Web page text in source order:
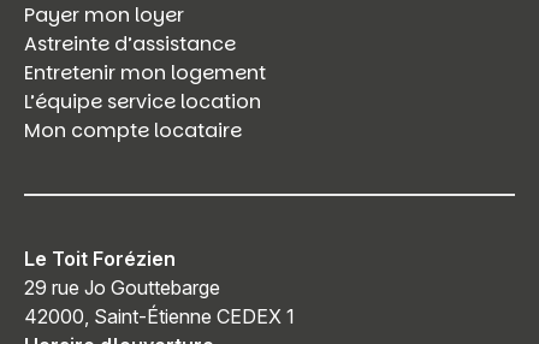
Payer mon loyer
Astreinte d’assistance
Entretenir mon logement
L’équipe service location
Mon compte locataire
Le Toit Forézien
29 rue Jo Gouttebarge
42000, Saint-Étienne CEDEX 1